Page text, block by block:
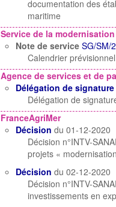
documentation des
maritime
Service de la modernisation
Note de service SG/SM/
Calendrier
Agence de services et de
Délégation de signature
Délégation de
FranceAgriMer
Décision du 01-12-2020
Décision n°INTV-
projets «
Décision du 02-12-2020
Décision n°INTV-
investissements en